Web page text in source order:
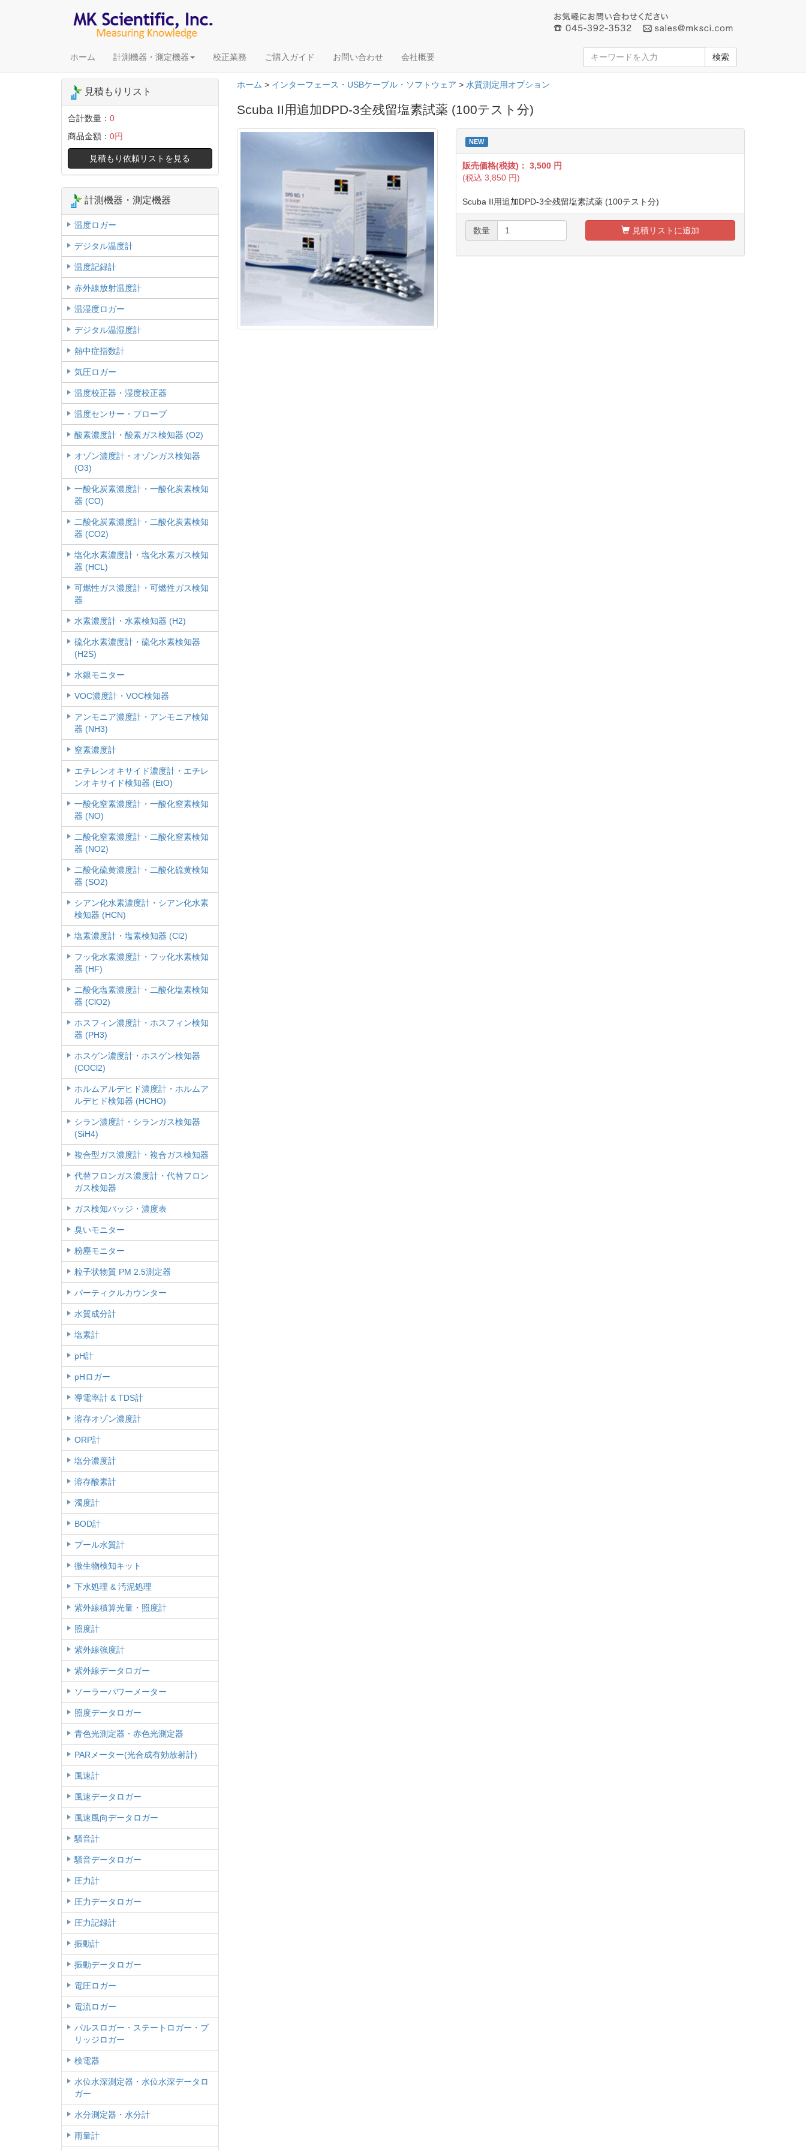
ホーム 計測機器・測定機器 校正業務 ご購入ガイド お問い合わせ 会社概要 検索
ホーム > インターフェース・USBケーブル・ソフトウェア > 水質測定用オプション
Scuba II用追加DPD-3全残留塩素試薬 (100テスト分)
NEW
販売価格(税抜)：3,500 円
(税込3,850 円)
Scuba II用追加DPD-3全残留塩素試薬 (100テスト分)
数量 見積リストに追加
見積もりリスト
合計数量： 0
商品金額： 0円
見積もり依頼リストを見る
計測機器・測定機器
温度ロガー
デジタル温度計
温度記録計
赤外線放射温度計
温湿度ロガー
デジタル温湿度計
熱中症指数計
気圧ロガー
温度校正器・湿度校正器
温度センサー・プローブ
酸素濃度計・酸素ガス検知器 (O2)
オゾン濃度計・オゾンガス検知器
(O3)
一酸化炭素濃度計・一酸化炭素検知
器 (CO)
二酸化炭素濃度計・二酸化炭素検知
器 (CO2)
塩化水素濃度計・塩化水素ガス検知
器 (HCL)
可燃性ガス濃度計・可燃性ガス検知
器
水素濃度計・水素検知器 (H2)
硫化水素濃度計・硫化水素検知器
(H2S)
水銀モニター
VOC濃度計・VOC検知器
アンモニア濃度計・アンモニア検知
器 (NH3)
窒素濃度計
エチレンオキサイド濃度計・エチレ
ンオキサイド検知器 (EtO)
一酸化窒素濃度計・一酸化窒素検知
器 (NO)
二酸化窒素濃度計・二酸化窒素検知
器 (NO2)
二酸化硫黄濃度計・二酸化硫黄検知
器 (SO2)
シアン化水素濃度計・シアン化水素
検知器 (HCN)
塩素濃度計・塩素検知器 (Cl2)
フッ化水素濃度計・フッ化水素検知
器 (HF)
二酸化塩素濃度計・二酸化塩素検知
器 (ClO2)
ホスフィン濃度計・ホスフィン検知
器 (PH3)
ホスゲン濃度計・ホスゲン検知器
(COCl2)
ホルムアルデヒド濃度計・ホルムア
ルデヒド検知器 (HCHO)
シラン濃度計・シランガス検知器
(SiH4)
複合型ガス濃度計・複合ガス検知器
代替フロンガス濃度計・代替フロン
ガス検知器
ガス検知バッジ・濃度表
臭いモニター
粉塵モニター
粒子状物質 PM 2.5測定器
パーティクルカウンター
水質成分計
塩素計
pH計
pHロガー
導電率計 & TDS計
溶存オゾン濃度計
ORP計
塩分濃度計
溶存酸素計
濁度計
BOD計
プール水質計
微生物検知キット
下水処理 & 汚泥処理
紫外線積算光量・照度計
照度計
紫外線強度計
紫外線データロガー
ソーラーパワーメーター
照度データロガー
青色光測定器・赤色光測定器
PARメーター(光合成有効放射計)
風速計
風速データロガー
風速風向データロガー
騒音計
騒音データロガー
圧力計
圧力データロガー
圧力記録計
振動計
振動データロガー
電圧ロガー
電流ロガー
パルスロガー・ステートロガー・ブ
リッジロガー
検電器
水位水深測定器・水位水深データロ
ガー
水分測定器・水分計
雨量計